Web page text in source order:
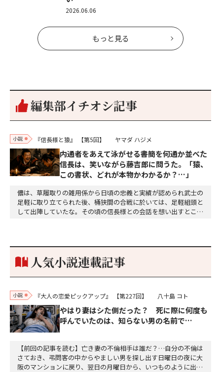
2026.06.06
もっと見る
編集部イチオシ記事
小説 『信長様と猿』 【第5回】 ヤマダ ハジメ
内通者をあえて泳がせる――書簡を何通か並べた
信長は、笑いながら藤吉郎に問うた。「猿、
この書状、どれが本物かわかるか？…」
儂は、草履取りの雑用係から日頃の忠義と実績が認められ武士の
足軽に取り立てられた後、桶狭間の合戦に於いては、足軽組頭と
して出陣していたな。その頃の信長様との会話を想い出すとこん
り。どうして勝てたのか、未だにわかりません。…
人気小説連載記事
小説 『大人の恋愛ピックアップ』 【第227回】 八十島 コト
やはり妻はシた側だった？ 死に際に何度も
呼んでいたのは、知らない男の名前で…
【前回の記事を読む】亡き妻の不倫相手は誰だ？…自分の不倫は
さておき、弔問客の中からやましい男を探し出す日曜日の夜に大
阪のマンションに戻り、翌日の月曜日から、いつものように出勤